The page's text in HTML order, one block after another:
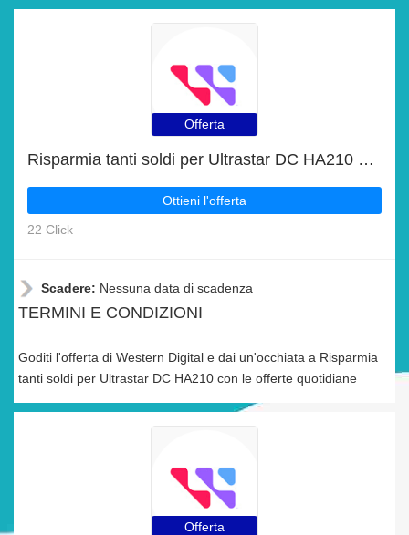
Offerta
Risparmia tanti soldi per Ultrastar DC HA210 con le offerte quotidiane
Ottieni l'offerta
22 Click
Scadere: Nessuna data di scadenza
TERMINI E CONDIZIONI
Goditi l'offerta di Western Digital e dai un'occhiata a Risparmia
tanti soldi per Ultrastar DC HA210 con le offerte quotidiane
Offerta